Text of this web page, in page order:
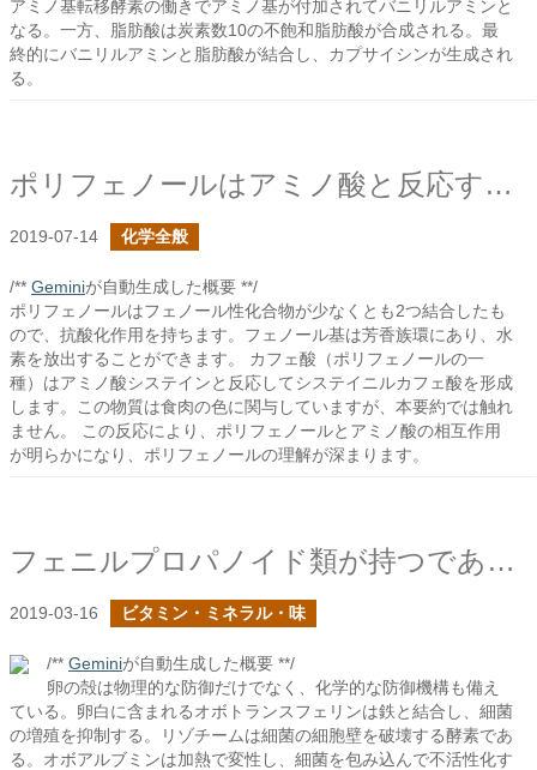
アミノ基転移酵素の働きでアミノ基が付加されてバニリルアミンと
なる。一方、脂肪酸は炭素数10の不飽和脂肪酸が合成される。最
終的にバニリルアミンと脂肪酸が結合し、カプサイシンが生成され
る。
ポリフェノールはアミノ酸と反応するか？
2019-07-14 化学全般
/** Geminiが自動生成した概要 **/
ポリフェノールはフェノール性化合物が少なくとも2つ結合したも
ので、抗酸化作用を持ちます。フェノール基は芳香族環にあり、水
素を放出することができます。 カフェ酸（ポリフェノールの一
種）はアミノ酸システインと反応してシステイニルカフェ酸を形成
します。この物質は食肉の色に関与していますが、本要約では触れ
ません。 この反応により、ポリフェノールとアミノ酸の相互作用
が明らかになり、ポリフェノールの理解が深まります。
フェニルプロパノイド類が持つであろうもう一つの健康効果
2019-03-16 ビタミン・ミネラル・味
/** Geminiが自動生成した概要 **/
卵の殻は物理的な防御だけでなく、化学的な防御機構も備え
ている。卵白に含まれるオボトランスフェリンは鉄と結合し、細菌
の増殖を抑制する。リゾチームは細菌の細胞壁を破壊する酵素であ
る。オボアルブミンは加熱で変性し、細菌を包み込んで不活性化す